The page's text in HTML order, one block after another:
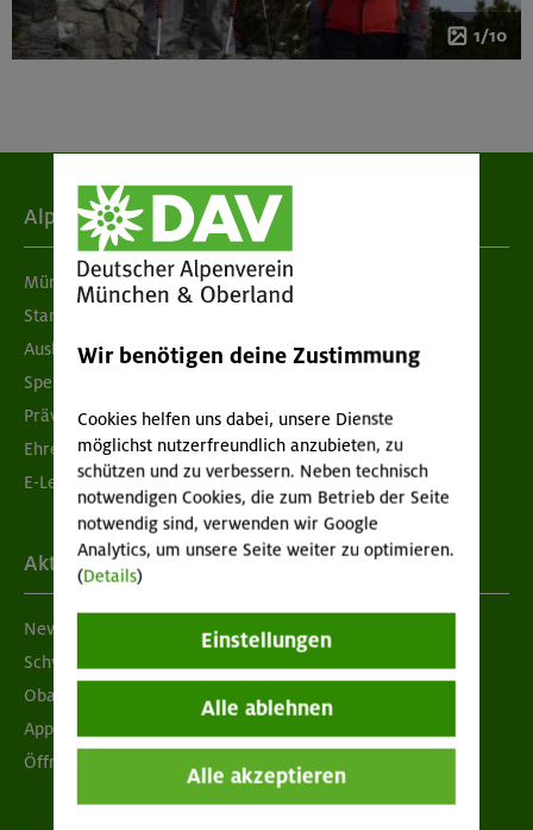
1/10
Alpenverein
München & Oberland
Standorte
Ausbildung & Jobs
Spenden
Prävention sexualisierter Gewalt
Ehrenamtsbörse
E-Learning
Aktuelles
Newsletter
Schwarzes Brett
Obacht geben!
App "Mein DAV+"
Öffnungszeiten
Wir benötigen deine Zustimmung
Cookies helfen uns dabei, unsere Dienste
möglichst nutzerfreundlich anzubieten, zu
schützen und zu verbessern. Neben technisch
notwendigen Cookies, die zum Betrieb der Seite
notwendig sind, verwenden wir Google
Analytics, um unsere Seite weiter zu optimieren.
(Details)
Einstellungen
Alle ablehnen
Alle akzeptieren